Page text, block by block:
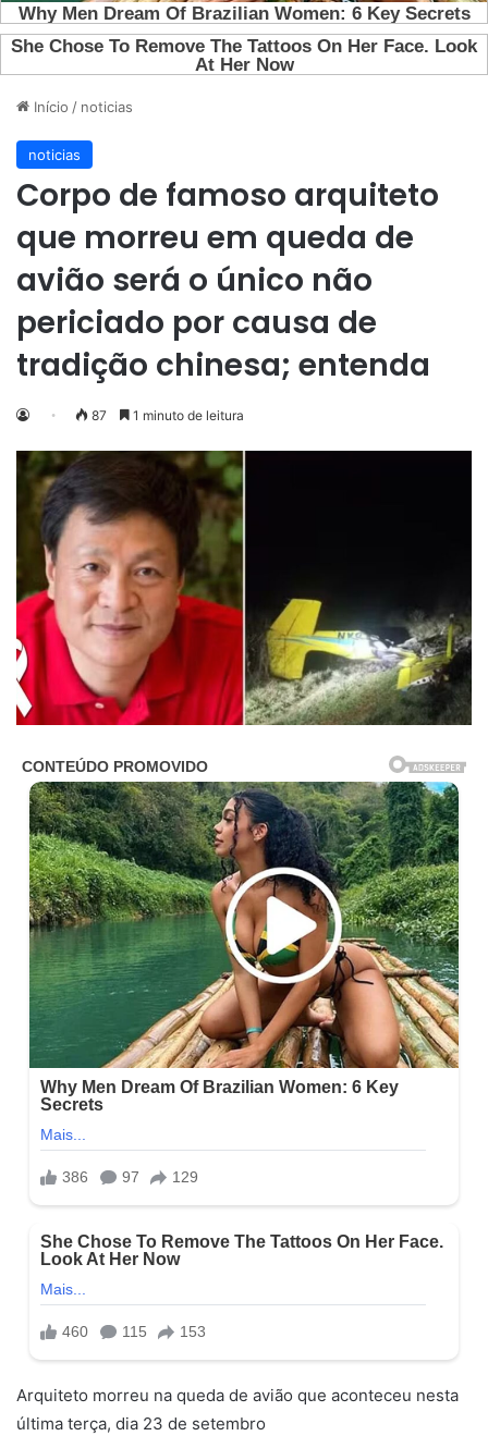
Início / noticias
noticias
Corpo de famoso arquiteto
que morreu em queda de
avião será o único não
periciado por causa de
tradição chinesa; entenda
87 1 minuto de leitura
Arquiteto morreu na queda de avião que aconteceu nesta
última terça, dia 23 de setembro